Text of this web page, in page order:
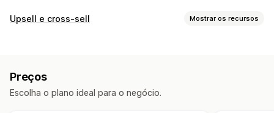
Upsell
Personalização de checkout
Upsell com um clique
Upsell e cross-sell Mostrar os recursos
Em vários idiomas
Preços
Escolha o plano ideal para o negócio.